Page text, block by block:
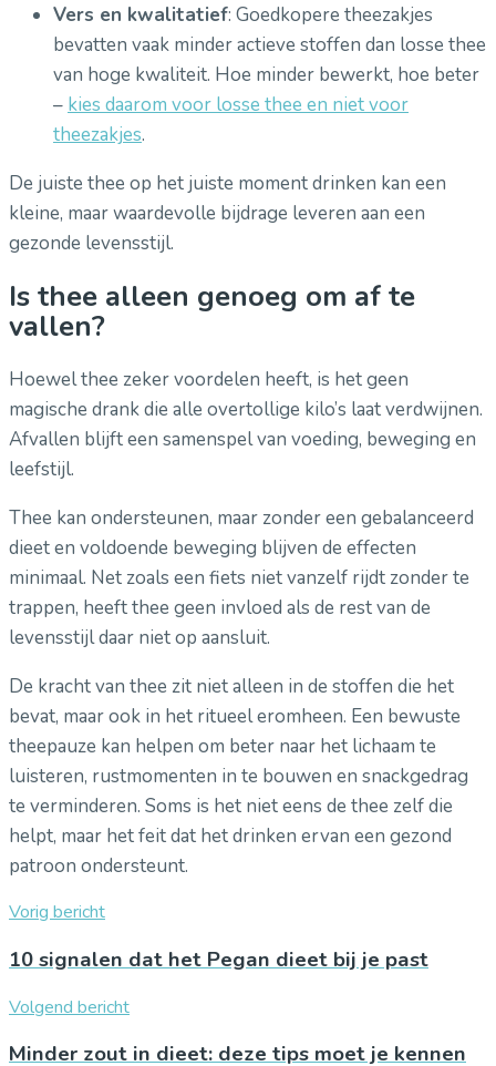
Vers en kwalitatief: Goedkopere theezakjes
bevatten vaak minder actieve stoffen dan losse thee
van hoge kwaliteit. Hoe minder bewerkt, hoe beter
– kies daarom voor losse thee en niet voor
theezakjes.
De juiste thee op het juiste moment drinken kan een
kleine, maar waardevolle bijdrage leveren aan een
gezonde levensstijl.
Is thee alleen genoeg om af te
vallen?
Hoewel thee zeker voordelen heeft, is het geen
magische drank die alle overtollige kilo’s laat verdwijnen.
Afvallen blijft een samenspel van voeding, beweging en
leefstijl.
Thee kan ondersteunen, maar zonder een gebalanceerd
dieet en voldoende beweging blijven de effecten
minimaal. Net zoals een fiets niet vanzelf rijdt zonder te
trappen, heeft thee geen invloed als de rest van de
levensstijl daar niet op aansluit.
De kracht van thee zit niet alleen in de stoffen die het
bevat, maar ook in het ritueel eromheen. Een bewuste
theepauze kan helpen om beter naar het lichaam te
luisteren, rustmomenten in te bouwen en snackgedrag
te verminderen. Soms is het niet eens de thee zelf die
helpt, maar het feit dat het drinken ervan een gezond
patroon ondersteunt.
Vorig bericht
10 signalen dat het Pegan dieet bij je past
Volgend bericht
Minder zout in dieet: deze tips moet je kennen